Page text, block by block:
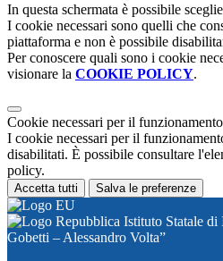
In questa schermata è possibile
I cookie necessari sono quelli che
piattaforma e non è possibile
Per conoscere quali sono i cookie
visionare la COOKIE POLICY.
Cookie necessari per il funzionamento
I cookie necessari per il
disabilitati. È possibile consultare
policy.
Accetta tutti Salva le preferenze
Istituto Statale di
Gobetti – Alessandro Volta”